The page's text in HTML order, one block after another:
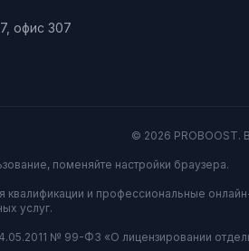
офис 307
© 2026 PROBOOST.
поменяйте настройки браузера.
и профессиональные
услуг.
№ 99-ФЗ «О лицензировании